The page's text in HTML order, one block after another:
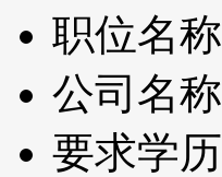
职位名称
公司名称
要求学历